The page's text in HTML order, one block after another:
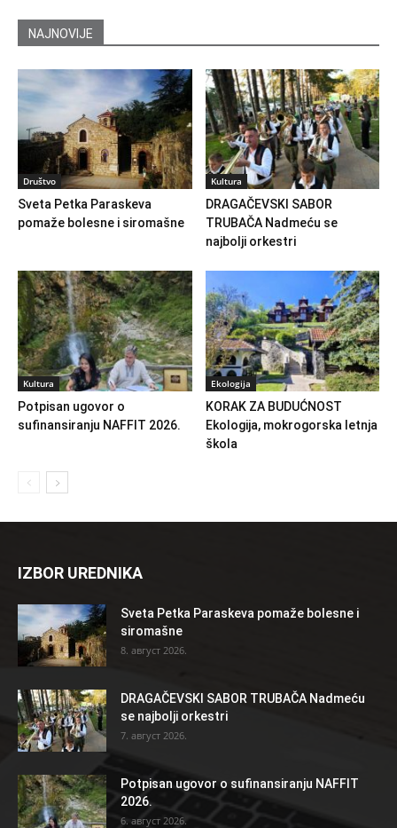
NAJNOVIJE
Društvo
Sveta Petka Paraskeva
pomaže bolesne i siromašne
Kultura
DRAGAČEVSKI SABOR
TRUBAČA Nadmeću se
najbolji orkestri
Kultura
Potpisan ugovor o
sufinansiranju NAFFIT 2026.
Ekologija
KORAK ZA BUDUĆNOST
Ekologija, mokrogorska letnja
škola
IZBOR UREDNIKA
Sveta Petka Paraskeva pomaže bolesne i
siromašne
8. август 2026.
DRAGAČEVSKI SABOR TRUBAČA Nadmeću
se najbolji orkestri
7. август 2026.
Potpisan ugovor o sufinansiranju NAFFIT
2026.
6. август 2026.